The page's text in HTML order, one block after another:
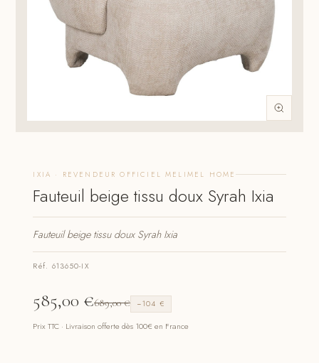
IXIA · REVENDEUR OFFICIEL MELIMEL HOME
Fauteuil beige tissu doux Syrah Ixia
Fauteuil beige tissu doux Syrah Ixia
Réf. 613650-IX
585,00 €689,00€ −104 €
Prix TTC · Livraison offerte dès 100€ en France